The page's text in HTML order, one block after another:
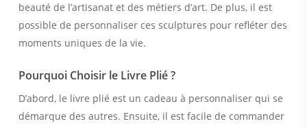
beauté de l’artisanat et des métiers d’art. De plus, il est
possible de personnaliser ces sculptures pour refléter des
moments uniques de la vie.
Pourquoi Choisir le Livre Plié ?
D’abord, le livre plié est un cadeau à personnaliser qui se
démarque des autres. Ensuite, il est facile de commander